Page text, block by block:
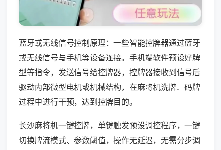
蓝牙或无线信号控制原理：一些智能控牌器通过蓝牙
或无线信号与手机等设备连接。手机端软件预设好牌
型等指令，发送信号给控牌器，控牌器接收到信号后
驱动内部微型电机或机械结构，在麻将机洗牌、码牌
过程中进行干预，达到控牌目的。
长沙麻将机一键控牌，单键触发预设调控程序，一键
切换牌流模式、参数阈值，操作无延迟，无需分步调